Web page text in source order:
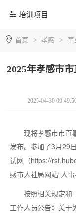
培训项目
首页 > 孝感 > 事
2025年孝感市
2025-04-30
现将孝感市市直
发布。参加了3月29
试网（https://
感市人社局网站“人事
按照相关规定和
工作人员公告》关于